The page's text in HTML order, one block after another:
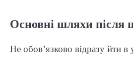
Основні шляхи після
Не обов’язково відразу йти в